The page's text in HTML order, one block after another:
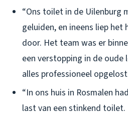
“Ons toilet in de Uilenburg
geluiden, en ineens liep het
door. Het team was er
een verstopping in de oude
alles professioneel
“In ons huis in Rosmalen
last van een stinkend